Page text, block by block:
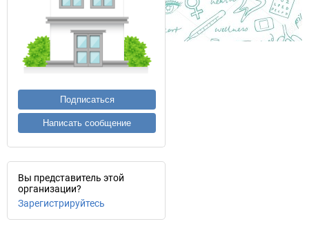
Подписаться
Написать сообщение
Вы представитель этой
организации?
Зарегистрируйтесь